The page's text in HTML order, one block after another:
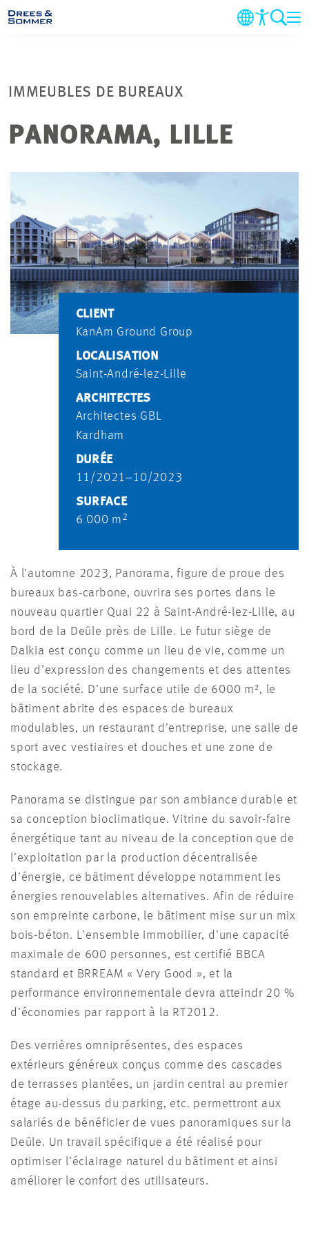
ENTREPRISE
DURABILITÉ
CARRIÈRE
PROJETS
IMMEUBLES DE BUREAUX
PANORAMA, LILLE
CLIENT
KanAm Ground Group
LOCALISATION
Saint-André-lez-Lille
ARCHITECTES
Architectes GBL
Kardham
DURÉE
11/2021‒10/2023
SURFACE
6 000 m 2
À l’automne 2023, Panorama, figure de proue des
bureaux bas-carbone, ouvrira ses portes dans le
nouveau quartier Quai 22 à Saint-André-lez-Lille, au
bord de la Deûle près de Lille. Le futur siège de
Dalkia est conçu comme un lieu de vie, comme un
lieu d’expression des changements et des attentes
de la société. D’une surface utile de 6000 m², le
bâtiment abrite des espaces de bureaux
modulables, un restaurant d’entreprise, une salle de
sport avec vestiaires et douches et une zone de
stockage.
Panorama se distingue par son ambiance durable et
sa conception bioclimatique. Vitrine du savoir-faire
énergétique tant au niveau de la conception que de
l’exploitation par la production décentralisée
d’énergie, ce bâtiment développe notamment les
énergies renouvelables alternatives. Afin de réduire
son empreinte carbone, le bâtiment mise sur un mix
bois-béton. L’ensemble immobilier, d’une capacité
maximale de 600 personnes, est certifié BBCA
standard et BRREAM « Very Good », et la
performance environnementale devra atteindr 20 %
d’économies par rapport à la RT2012.
Des verrières omniprésentes, des espaces
extérieurs généreux conçus comme des cascades
de terrasses plantées, un jardin central au premier
étage au-dessus du parking, etc. permettront aux
salariés de bénéficier de vues panoramiques sur la
Deûle. Un travail spécifique a été réalisé pour
optimiser l’éclairage naturel du bâtiment et ainsi
améliorer le confort des utilisateurs.